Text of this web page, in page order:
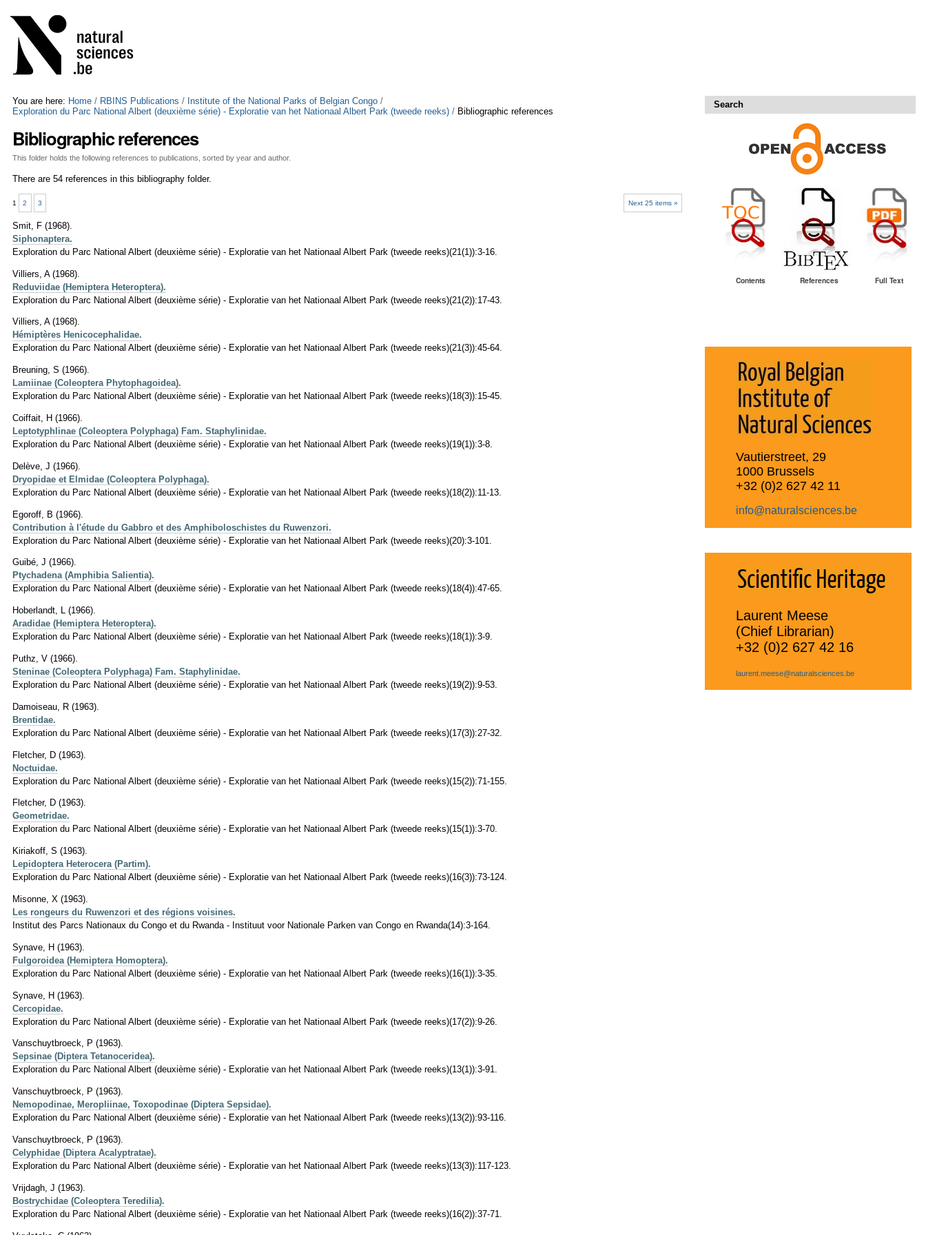
to
content.
Skip
to
navigation
tools
You are here: Home / RBINS Publications / Institute of the National Parks of Belgian Congo /
Exploration du Parc National Albert (deuxième série) - Exploratie van het Nationaal Albert Park (tweede reeks) / Bibliographic references
Bibliographic references
This folder holds the following references to publications, sorted by year and author.
There are 54 references in this bibliography folder.
Next 25 items »
1 2 3
Smit, F (1968).
Siphonaptera.
Exploration du Parc National Albert (deuxième série) - Exploratie van het Nationaal Albert Park (tweede reeks)(21(1)):3-16.
Villiers, A (1968).
Reduviidae (Hemiptera Heteroptera).
Exploration du Parc National Albert (deuxième série) - Exploratie van het Nationaal Albert Park (tweede reeks)(21(2)):17-43.
Villiers, A (1968).
Hémiptères Henicocephalidae.
Exploration du Parc National Albert (deuxième série) - Exploratie van het Nationaal Albert Park (tweede reeks)(21(3)):45-64.
Breuning, S (1966).
Lamiinae (Coleoptera Phytophagoidea).
Exploration du Parc National Albert (deuxième série) - Exploratie van het Nationaal Albert Park (tweede reeks)(18(3)):15-45.
Coiffait, H (1966).
Leptotyphlinae (Coleoptera Polyphaga) Fam. Staphylinidae.
Exploration du Parc National Albert (deuxième série) - Exploratie van het Nationaal Albert Park (tweede reeks)(19(1)):3-8.
Delève, J (1966).
Dryopidae et Elmidae (Coleoptera Polyphaga).
Exploration du Parc National Albert (deuxième série) - Exploratie van het Nationaal Albert Park (tweede reeks)(18(2)):11-13.
Egoroff, B (1966).
Contribution à l'étude du Gabbro et des Amphiboloschistes du Ruwenzori.
Exploration du Parc National Albert (deuxième série) - Exploratie van het Nationaal Albert Park (tweede reeks)(20):3-101.
Guibé, J (1966).
Ptychadena (Amphibia Salientia).
Exploration du Parc National Albert (deuxième série) - Exploratie van het Nationaal Albert Park (tweede reeks)(18(4)):47-65.
Hoberlandt, L (1966).
Aradidae (Hemiptera Heteroptera).
Exploration du Parc National Albert (deuxième série) - Exploratie van het Nationaal Albert Park (tweede reeks)(18(1)):3-9.
Puthz, V (1966).
Steninae (Coleoptera Polyphaga) Fam. Staphylinidae.
Exploration du Parc National Albert (deuxième série) - Exploratie van het Nationaal Albert Park (tweede reeks)(19(2)):9-53.
Damoiseau, R (1963).
Brentidae.
Exploration du Parc National Albert (deuxième série) - Exploratie van het Nationaal Albert Park (tweede reeks)(17(3)):27-32.
Fletcher, D (1963).
Noctuidae.
Exploration du Parc National Albert (deuxième série) - Exploratie van het Nationaal Albert Park (tweede reeks)(15(2)):71-155.
Fletcher, D (1963).
Geometridae.
Exploration du Parc National Albert (deuxième série) - Exploratie van het Nationaal Albert Park (tweede reeks)(15(1)):3-70.
Kiriakoff, S (1963).
Lepidoptera Heterocera (Partim).
Exploration du Parc National Albert (deuxième série) - Exploratie van het Nationaal Albert Park (tweede reeks)(16(3)):73-124.
Misonne, X (1963).
Les rongeurs du Ruwenzori et des régions voisines.
Institut des Parcs Nationaux du Congo et du Rwanda - Instituut voor Nationale Parken van Congo en Rwanda(14):3-164.
Synave, H (1963).
Fulgoroidea (Hemiptera Homoptera).
Exploration du Parc National Albert (deuxième série) - Exploratie van het Nationaal Albert Park (tweede reeks)(16(1)):3-35.
Synave, H (1963).
Cercopidae.
Exploration du Parc National Albert (deuxième série) - Exploratie van het Nationaal Albert Park (tweede reeks)(17(2)):9-26.
Vanschuytbroeck, P (1963).
Sepsinae (Diptera Tetanoceridea).
Exploration du Parc National Albert (deuxième série) - Exploratie van het Nationaal Albert Park (tweede reeks)(13(1)):3-91.
Vanschuytbroeck, P (1963).
Nemopodinae, Meropliinae, Toxopodinae (Diptera Sepsidae).
Exploration du Parc National Albert (deuxième série) - Exploratie van het Nationaal Albert Park (tweede reeks)(13(2)):93-116.
Vanschuytbroeck, P (1963).
Celyphidae (Diptera Acalyptratae).
Exploration du Parc National Albert (deuxième série) - Exploratie van het Nationaal Albert Park (tweede reeks)(13(3)):117-123.
Vrijdagh, J (1963).
Bostrychidae (Coleoptera Teredilia).
Exploration du Parc National Albert (deuxième série) - Exploratie van het Nationaal Albert Park (tweede reeks)(16(2)):37-71.
Search
Contents References Full Text
Vautierstreet, 29
1000 Brussels
+32 (0)2 627 42 11
info@naturalsciences.be
Laurent Meese
(Chief Librarian)
+32 (0)2 627 42 16
laurent.meese@naturalsciences.be